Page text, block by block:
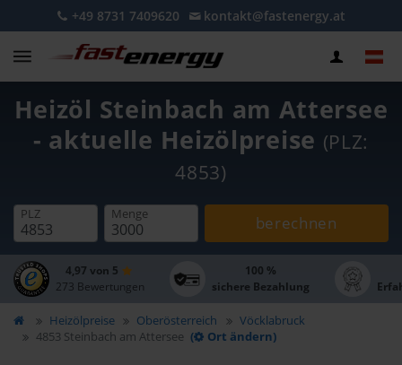
+49 8731 7409620 kontakt@fastenergy.at
Heizöl Steinbach am Attersee
- aktuelle Heizölpreise (PLZ:
4853)
PLZ Menge berechnen
4,97 von 5
273 Bewertungen
100 %
sichere Bezahlung
Heizölpreise Oberösterreich
Vöcklabruck
4853 Steinbach am Attersee ( Ort ändern)